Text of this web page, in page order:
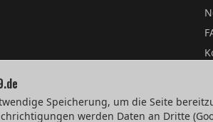
e.V.
Speicherung, um die Seite
werden Daten an Dritte